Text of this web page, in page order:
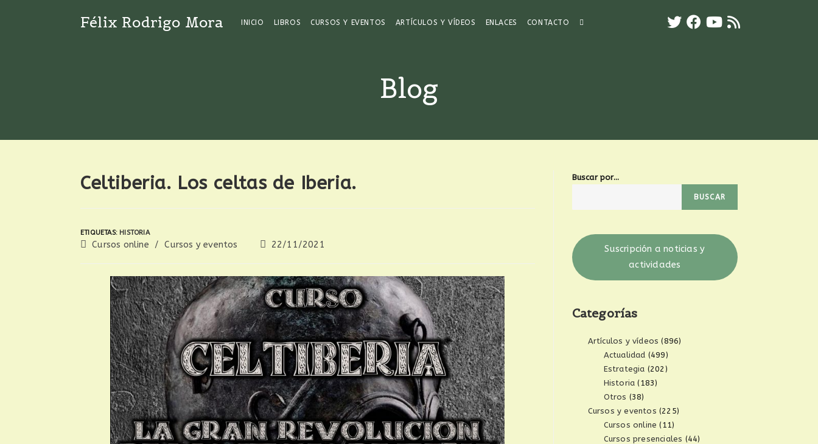
Félix Rodrigo Mora INICIO LIBROS CURSOS Y EVENTOS ARTÍCULOS Y VÍDEOS ENLACES CONTACTO
Blog
Celtiberia. Los celtas de Iberia.
ETIQUETAS: HISTORIA
Cursos online / Cursos y eventos 22/11/2021
Buscar por...
BUSCAR
Suscripción a noticias y
actividades
Categorías
Artículos y vídeos (896)
Actualidad (499)
Estrategia (202)
Historia (183)
Otros (38)
Cursos y eventos (225)
Cursos online (11)
Cursos presenciales (44)